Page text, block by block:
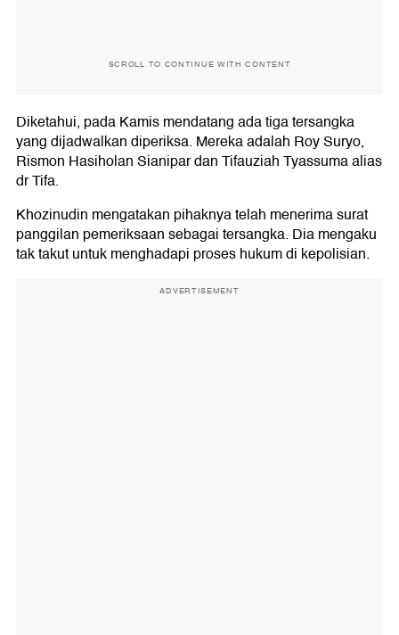
SCROLL TO CONTINUE WITH CONTENT
Diketahui, pada Kamis mendatang ada tiga tersangka
yang dijadwalkan diperiksa. Mereka adalah Roy Suryo,
Rismon Hasiholan Sianipar dan Tifauziah Tyassuma alias
dr Tifa.
Khozinudin mengatakan pihaknya telah menerima surat
panggilan pemeriksaan sebagai tersangka. Dia mengaku
tak takut untuk menghadapi proses hukum di kepolisian.
ADVERTISEMENT